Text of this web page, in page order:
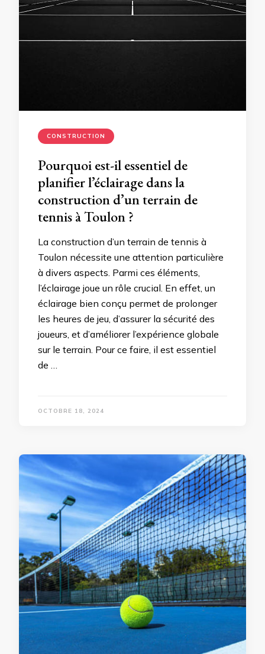
CONSTRUCTION
Pourquoi est-il essentiel de
planifier l’éclairage dans la
construction d’un terrain de
tennis à Toulon ?
La construction d’un terrain de tennis à
Toulon nécessite une attention particulière
à divers aspects. Parmi ces éléments,
l’éclairage joue un rôle crucial. En effet, un
éclairage bien conçu permet de prolonger
les heures de jeu, d’assurer la sécurité des
joueurs, et d’améliorer l’expérience globale
sur le terrain. Pour ce faire, il est essentiel
de …
OCTOBRE 18, 2024